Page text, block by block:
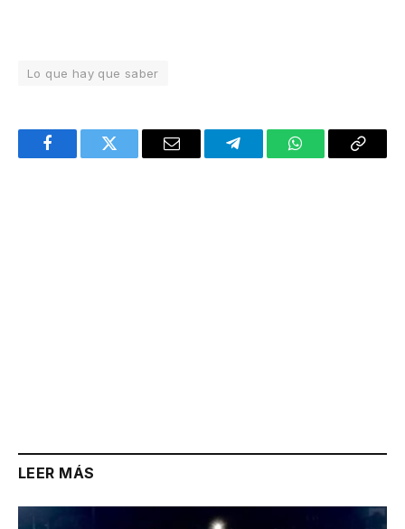
Lo que hay que saber
FacebookTwitter Email TelegramWhatsAppCopy
LEER MÁS